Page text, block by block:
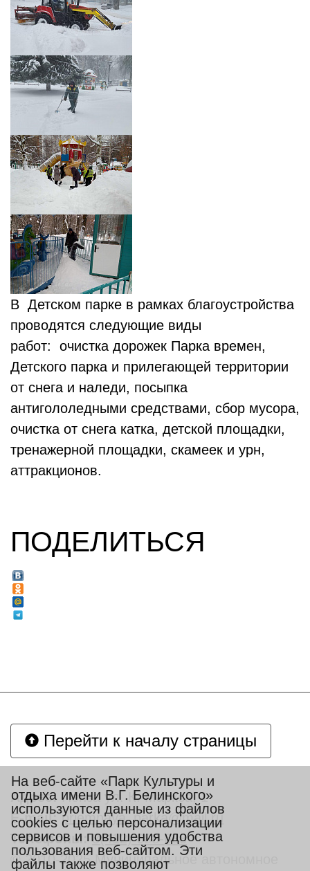
В Детском парке в рамках благоустройства
проводятся следующие виды
работ: очистка дорожек Парка времен,
Детского парка и прилегающей территории
от снега и наледи, посыпка
антигололедными средствами, сбор мусора,
очистка от снега катка, детской площадки,
тренажерной площадки, скамеек и урн,
аттракционов.
ПОДЕЛИТЬСЯ
Перейти к началу страницы
Адрес: Пенза ул. К. Маркса, 1
E-mail: priemnaya_parka@mail.ru
Телефоны: 8(412) 688-688
© 2010-2025 Муниципальное автономное
На веб-сайте «Парк Культуры и
отдыха имени В.Г. Белинского»
используются данные из файлов
cookies с целью персонализации
сервисов и повышения удобства
пользования веб-сайтом. Эти
файлы также позволяют